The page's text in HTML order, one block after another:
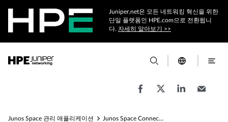
Juniper.net은 모든 네트워킹 혁신을 위한
단일 플랫폼인 HPE.com으로 전환됩니
다. 자세히 알아보기 >>
Junos Space 관리 애플리케이션 Junos Space Connectivity Services Director